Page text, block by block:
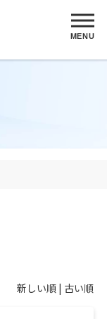
MENU
新しい順 | 古い順